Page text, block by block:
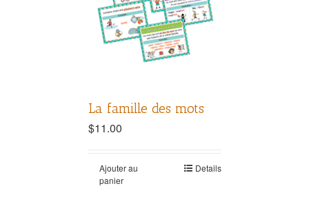
La famille des mots
$11.00
Ajouter au
panier
Details